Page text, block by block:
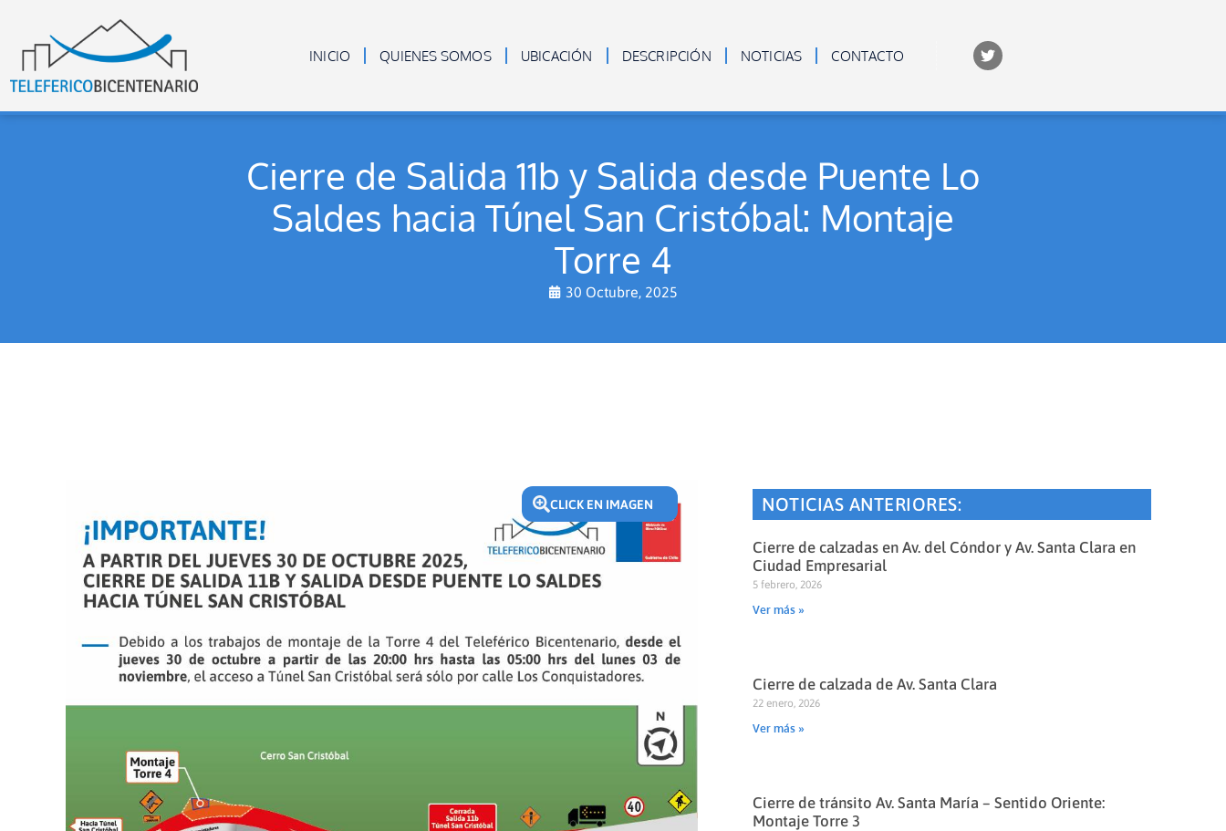
INICIO QUIENES SOMOS UBICACIÓN DESCRIPCIÓN NOTICIAS CONTACTO
Cierre de Salida 11b y Salida desde Puente Lo
Saldes hacia Túnel San Cristóbal: Montaje
Torre 4
30 Octubre, 2025
CLICK EN IMAGEN NOTICIAS ANTERIORES:
Cierre de calzadas en Av. del Cóndor y Av. Santa Clara en
Ciudad Empresarial
5 febrero, 2026
Ver más »
Cierre de calzada de Av. Santa Clara
22 enero, 2026
Ver más »
Cierre de tránsito Av. Santa María – Sentido Oriente:
Montaje Torre 3